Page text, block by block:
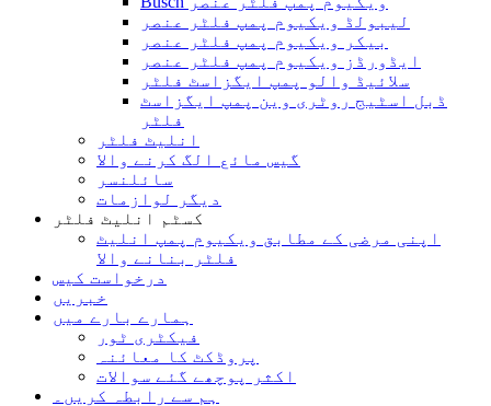
لیبولڈ ویکیوم پمپ فلٹر عنصر
بیکر ویکیوم پمپ فلٹر عنصر
ایڈورڈز ویکیوم پمپ فلٹر عنصر
سلائیڈ والو پمپ ایگزاسٹ فلٹر
ڈبل اسٹیج روٹری وین پمپ ایگزاسٹ
فلٹر
انلیٹ فلٹر
گیس مائع الگ کرنے والا
سائلنسر
دیگر لوازمات
کسٹم انلیٹ فلٹر
اپنی مرضی کے مطابق ویکیوم پمپ انلیٹ
فلٹر بنانے والا
درخواست کیس
خبریں
ہمارے بارے میں
فیکٹری ٹور
پروڈکٹ کا معائنہ
اکثر پوچھے گئے سوالات
ہم سے رابطہ کریں۔